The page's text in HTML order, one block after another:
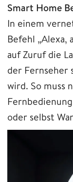
Smart Home
In einem
Befehl „Alexa,
auf Zuruf die
der Fernseher
wird. So muss
oder selbst